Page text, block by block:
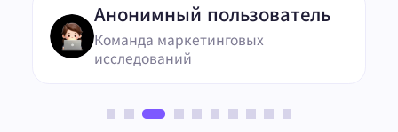
Анонимный пользователь
Команда маркетинговых
исследований